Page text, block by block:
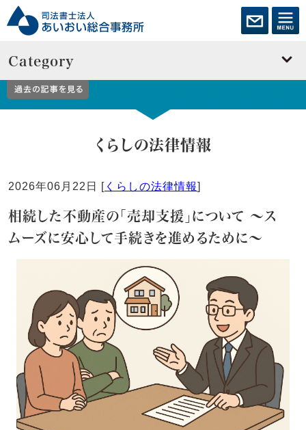
Category教えてあいおいくん！
くらしの法律情報
2026年06月22日 [ くらしの法律情報]
相続した不動産の「売却支援」について ～ス
ムーズに安心して手続きを進めるために～